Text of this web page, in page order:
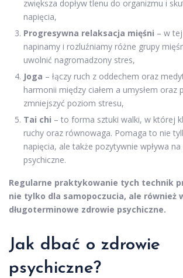
zwiększa dopływ tlenu do organizmu i
napięcia,
Progresywna relaksacja mięśni – w
napinamy i rozluźniamy różne grupy
uwolnić nagromadzony stres,
Joga – łączy ruch z oddechem oraz
harmonii między ciałem a umysłem oraz
zmniejszyć poziom stresu,
Tai chi – to forma sztuki walki, w której
ruchy oraz równowaga. Pomaga to nie
napięcia, ale także pozytywnie wpływa
psychiczne.
Regularne praktykowanie tych technik
nie tylko dla samopoczucia, ale również
długoterminowe zdrowie psychiczne.
Jak dbać o zdrowie
psychiczne?